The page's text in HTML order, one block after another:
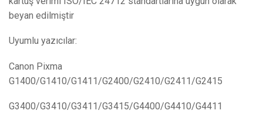
beyan edilmiştir
Uyumlu yazıcılar:
Canon Pixma
G1400/G1410/G1411/G2400/G2410/G2411/G2415
G3400/G3410/G3411/G3415/G4400/G4410/G4411